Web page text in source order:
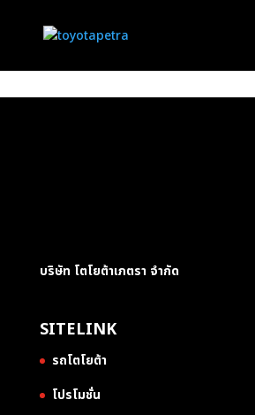
บริษัท โตโยต้าเภตรา จำกัด
SITELINK
รถโตโยต้า
โปรโมชั่น